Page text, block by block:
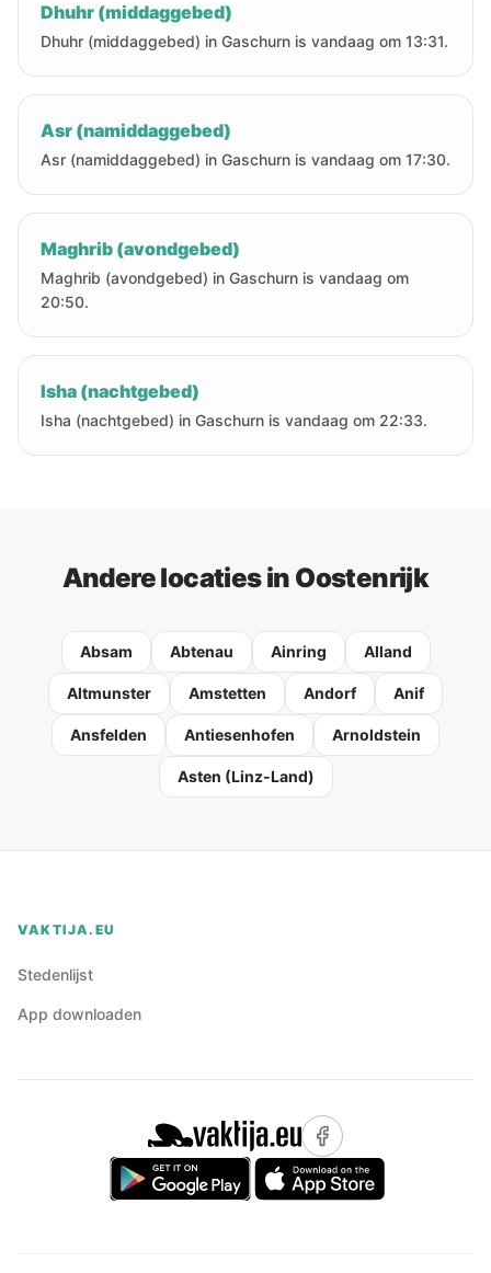
Dhuhr (middaggebed)
Dhuhr (middaggebed) in Gaschurn is vandaag om 13:31.
Asr (namiddaggebed)
Asr (namiddaggebed) in Gaschurn is vandaag om 17:30.
Maghrib (avondgebed)
Maghrib (avondgebed) in Gaschurn is vandaag om
20:50.
Isha (nachtgebed)
Isha (nachtgebed) in Gaschurn is vandaag om 22:33.
Andere locaties in Oostenrijk
Absam Abtenau Ainring Alland
Altmunster Amstetten Andorf Anif
Ansfelden Antiesenhofen Arnoldstein
Asten (Linz-Land)
VAKTIJA.EU
Stedenlijst
App downloaden